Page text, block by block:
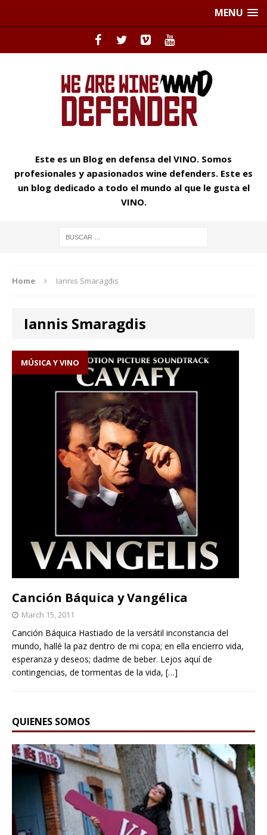
MENU
Este es un Blog en defensa del VINO. Somos
profesionales y apasionados wine defenders. Este es
un blog dedicado a todo el mundo al que le gusta el
VINO.
Home Iannis Smaragdis
Iannis Smaragdis
MÚSICA Y VINO
Canción Báquica y Vangélica
March 15, 2011
Canción Báquica Hastiado de la versátil inconstancia del
mundo, hallé la paz dentro de mi copa; en ella encierro vida,
esperanza y deseos; dadme de beber. Lejos aquí de
contingencias, de tormentas de la vida, […]
QUIENES SOMOS